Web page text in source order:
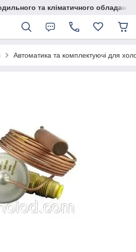
та кліматичного обладання
Автоматика та комплектуючі для